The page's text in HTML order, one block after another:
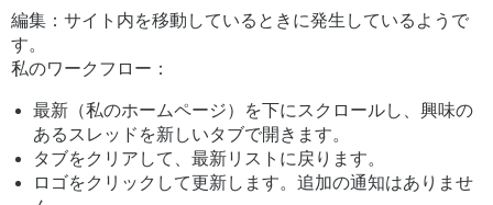
編集：サイト内を移動しているときに発生しているようで
す。
私のワークフロー：
最新（私のホームページ）を下にスクロールし、興味の
あるスレッドを新しいタブで開きます。
タブをクリアして、最新リストに戻ります。
ロゴをクリックして更新します。追加の通知はありませ